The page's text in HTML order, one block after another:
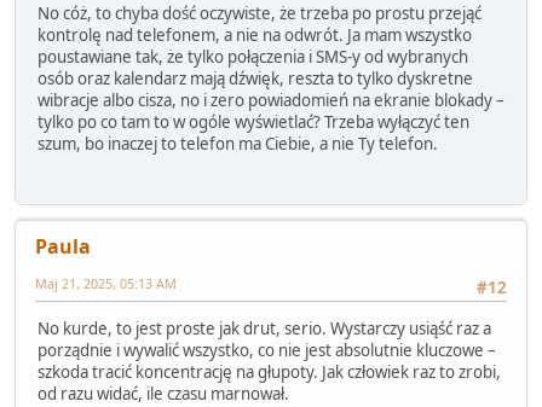
No cóż, to chyba dość oczywiste, że trzeba po prostu przejąć
kontrolę nad telefonem, a nie na odwrót. Ja mam wszystko
poustawiane tak, że tylko połączenia i SMS-y od wybranych
osób oraz kalendarz mają dźwięk, reszta to tylko dyskretne
wibracje albo cisza, no i zero powiadomień na ekranie blokady –
tylko po co tam to w ogóle wyświetlać? Trzeba wyłączyć ten
szum, bo inaczej to telefon ma Ciebie, a nie Ty telefon.
Paula
#12
Maj 21, 2025, 05:13 AM
No kurde, to jest proste jak drut, serio. Wystarczy usiąść raz a
porządnie i wywalić wszystko, co nie jest absolutnie kluczowe –
szkoda tracić koncentrację na głupoty. Jak człowiek raz to zrobi,
od razu widać, ile czasu marnował.